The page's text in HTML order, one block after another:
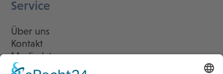
Service
Über uns
Kontakt
Mediadaten
Newsletter